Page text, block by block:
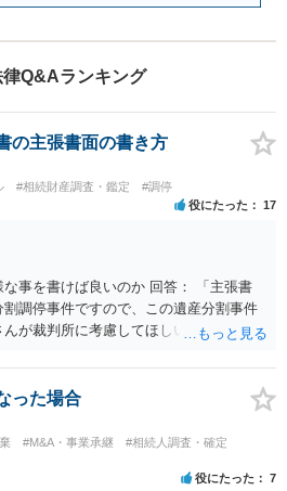
Q&Aランキング
の主張書面の書き方
#相続財産調査・鑑定 #調停
役にたった 17
事を書けば良いのか 回答： 「主張書
調停事件ですので、この遺産分割事件
が裁判所に考慮してほしいと思う、亡
実や考慮してほしい事情に関連して
ば、主張書面とは別で提出できます。も
いような資料がある場合、「非開示の希
することも考えられます。 ご質問：書
良い事 回答： お姉さんが申立書の「申
いる遺産の分け方に対して意見があれ
った場合
#M&A・事業承継
#相続人調査・確定
役にたった 7